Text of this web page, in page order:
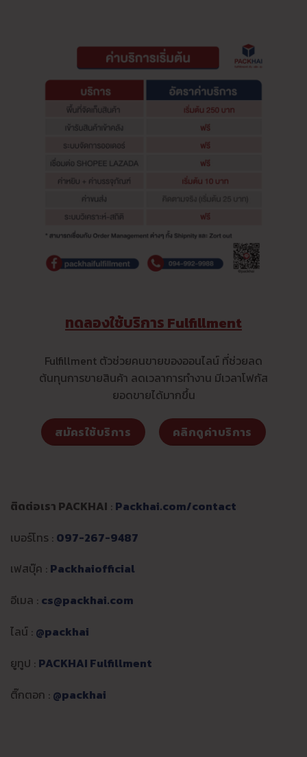
ทดลองใช้บริการ Fulfillment
Fulfillment ตัวช่วยคนขายของออนไลน์ ที่ช่วยลด
ต้นทุนการขายสินค้า ลดเวลาการทำงาน มีเวลาโฟกัส
ยอดขายได้มากขึ้น
สมัครใช้บริการ คลิกดูค่าบริการ
ติดต่อเรา PACKHAI : Packhai.com/contact
เบอร์โทร : 097-267-9487
เฟสบุ๊ค : Packhaiofficial
อีเมล : cs@packhai.com
ไลน์ : @packhai
ยูทูป : PACKHAI Fulfillment
ติ๊กตอก : @packhai